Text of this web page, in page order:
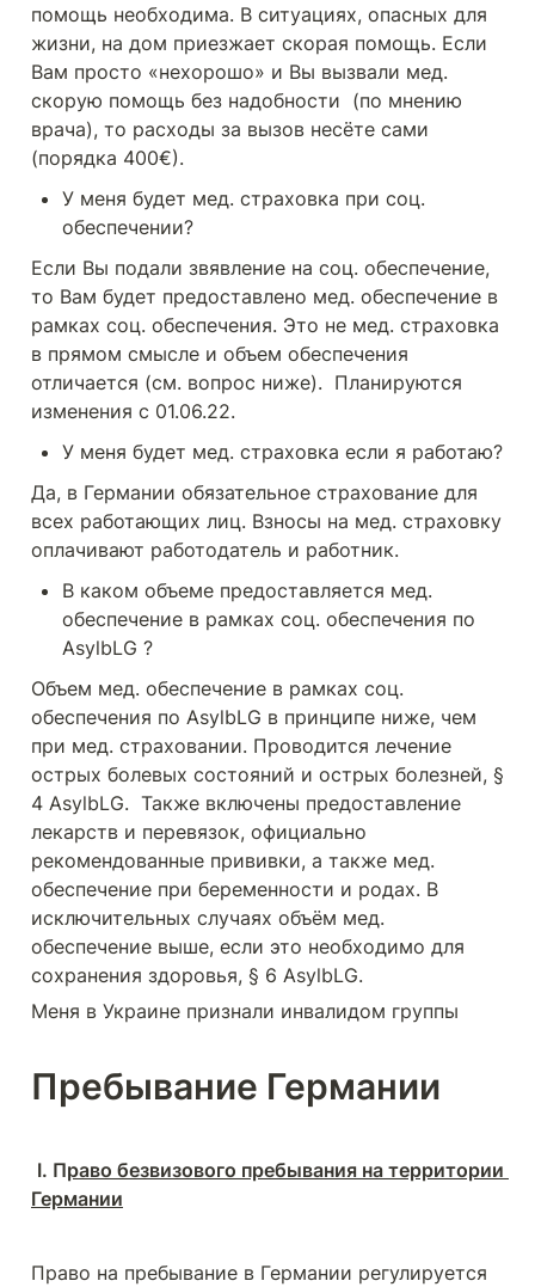
помощь необходима. В ситуациях, опасных для
жизни, на дом приезжает скорая помощь. Если
Вам просто «нехорошо» и Вы вызвали мед.
скорую помощь без надобности  (по мнению
врача), то расходы за вызов несёте сами
(порядка 400€).
У меня будет мед. страховка при соц.
обеспечении?
Если Вы подали звявление на соц. обеспечение,
то Вам будет предоставлено мед. обеспечение в
рамках соц. обеспечения. Это не мед. страховка
в прямом смысле и объем обеспечения
отличается (см. вопрос ниже).  Планируются
изменения с 01.06.22.
У меня будет мед. страховка если я работаю?
Да, в Германии обязательное страхование для
всех работающих лиц. Взносы на мед. страховку
оплачивают работодатель и работник.
В каком объеме предоставляется мед.
обеспечение в рамках соц. обеспечения по
AsylbLG ?
Объем мед. обеспечение в рамках соц.
обеспечения по AsylbLG в принципе ниже, чем
при мед. страховании. Проводится лечение
острых болевых состояний и острых болезней, §
4 AsylbLG.  Также включены предоставление
лекарств и перевязок, официально
рекомендованные прививки, а также мед.
обеспечение при беременности и родах. В
исключительных случаях объём мед.
обеспечение выше, если это необходимо для
сохранения здоровья, § 6 AsylbLG.
Меня в Украине признали инвалидом группы
Пребывание Германии
I. Право безвизового пребывания на территории
Германии
Право на пребывание в Германии регулируется